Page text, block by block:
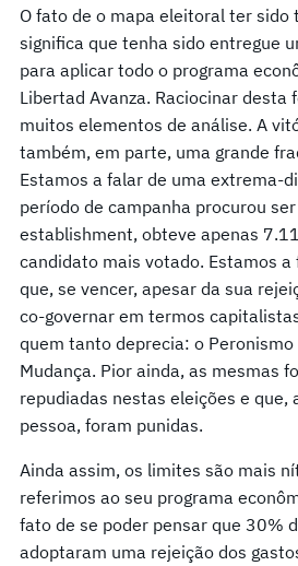
O fato de o mapa eleitoral ter sido
significa que tenha sido entregue
para aplicar todo o programa
Libertad Avanza. Raciocinar desta
muitos elementos de análise. A
também, em parte, uma grande
Estamos a falar de uma extrema-
período de campanha procurou
establishment, obteve apenas
candidato mais votado. Estamos a
que, se vencer, apesar da sua
co-governar em termos
quem tanto deprecia: o Peronismo
Mudança. Pior ainda, as mesmas
repudiadas nestas eleições e que,
pessoa, foram punidas.
Ainda assim, os limites são mais
referimos ao seu programa
fato de se poder pensar que 30%
adoptaram uma rejeição dos